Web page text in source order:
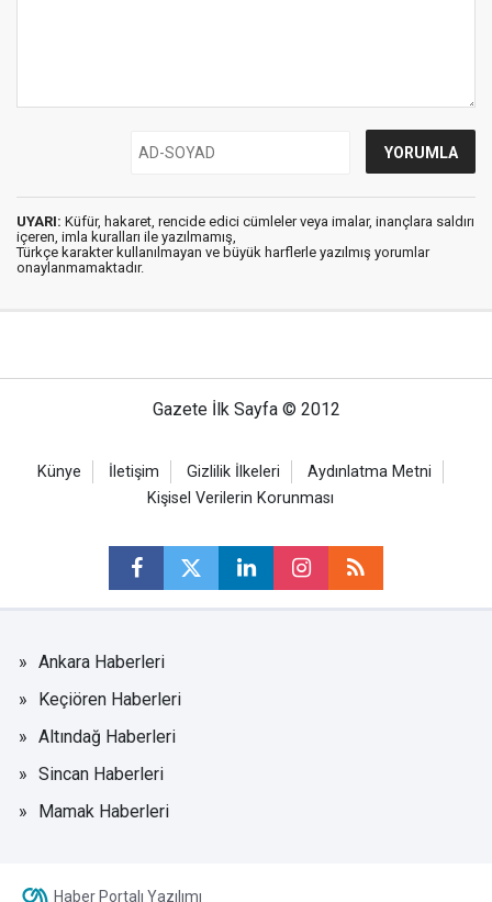
UYARI: Küfür, hakaret, rencide edici cümleler veya imalar, inançlara saldırı
içeren, imla kuralları ile yazılmamış,
Türkçe karakter kullanılmayan ve büyük harflerle yazılmış yorumlar
onaylanmamaktadır.
Gazete İlk Sayfa © 2012
Künye İletişim Gizlilik İlkeleri
Aydınlatma Metni
Kişisel Verilerin Korunması
Ankara Haberleri
Keçiören Haberleri
Altındağ Haberleri
Sincan Haberleri
Mamak Haberleri
Haber Portalı Yazılımı